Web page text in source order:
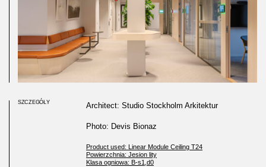
SZCZEGÓŁY Architect: Studio Stockholm Arkitektur
Photo: Devis Bionaz
Product used: Linear Module Ceiling T24
Powierzchnia: Jesion lity
Klasa ogniowa: B-s1,d0